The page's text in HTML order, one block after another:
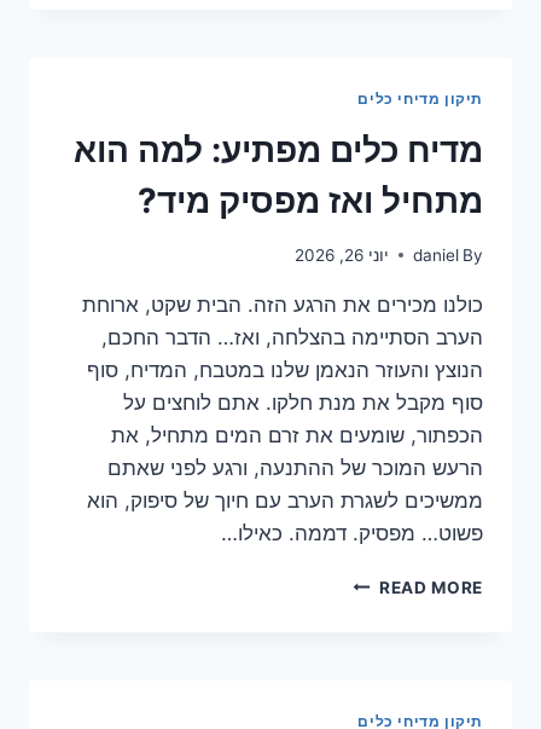
סכנה
חמורה!
תיקון מדיחי כלים
מדיח כלים מפתיע: למה הוא
מתחיל ואז מפסיק מיד?
By
daniel יוני 26, 2026
כולנו מכירים את הרגע הזה. הבית שקט, ארוחת
הערב הסתיימה בהצלחה, ואז… הדבר החכם,
הנוצץ והעוזר הנאמן שלנו במטבח, המדיח, סוף
סוף מקבל את מנת חלקו. אתם לוחצים על
הכפתור, שומעים את זרם המים מתחיל, את
הרעש המוכר של ההתנעה, ורגע לפני שאתם
ממשיכים לשגרת הערב עם חיוך של סיפוק, הוא
פשוט… מפסיק. דממה. כאילו…
READ MOREמדיח
תיקון מדיחי כלים